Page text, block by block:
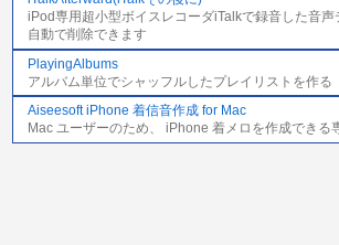
iPod専用超小型ボイスレコーダiTalkで録音した音声
自動で削除できます
PlayingAlbums
アルバム単位でシャッフルしたプレイリストを作る
Aiseesoft iPhone 着信音作成 for Mac
Mac ユーザーのため、 iPhone 着メロを作成できる